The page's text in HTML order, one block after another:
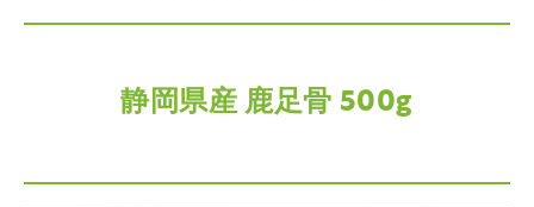
静岡県産 鹿足骨 500g